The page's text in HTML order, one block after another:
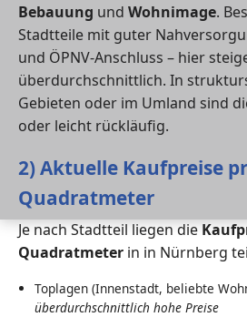
Bebauung und Wohnimage.
Stadtteile mit guter
und ÖPNV-Anschluss – hier
überdurchschnittlich. In
Gebieten oder im Umland sind
oder leicht rückläufig.
2) Aktuelle Kaufpreise
Quadratmeter
Je nach Stadtteil liegen die
Quadratmeter in in Nürnberg
Toplagen (Innenstadt, beliebte
überdurchschnittlich hohe Preise